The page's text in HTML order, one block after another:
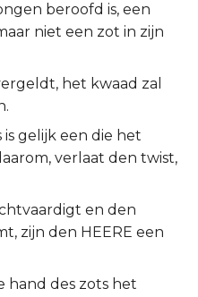
beroofd is, een
niet een zot in zijn
het kwaad zal
gelijk een die het
verlaat den twist,
en den
zijn den HEERE een
hand des zots het